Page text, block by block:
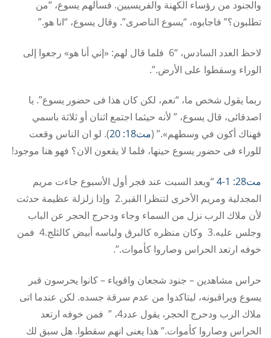
والجنود من رؤساء الكهنة والفريسيين. فسألهم يسوع، “من
تطلبون؟” فاجابوه، “يسوع الناصرى”. وقال يسوع، “انا هو.”
لاحظ العدد السادس، “6 فلما قال لهم: «إني أنا هو» رجعوا إلى
الوراء وسقطوا على الأرض.”.
ربما يقول شخص ما، “نعم، لكن كان هذا فى حضور يسوع”. يا
اصدقائى، قال يسوع، ” لأنه حيثما اجتمع اثنان أو ثلاثة باسمي
فهناك أكون في وسطهم».” (مت18: 20
). لو ان الناس وقعت
للوراء فى حضور يسوع حينها، فلما لا يقعون الان؟ فهو هنا موجود!
مت28: 1-4
“وبعد السبت عند فجر أول الأسبوع جاءت مريم
المجدلية ومريم الأخرى لتنظرا القبر.2 وإذا زلزلة عظيمة حدثت
لأن ملاك الرب نزل من السماء وجاء ودحرج الحجر عن الباب
وجلس عليه.3 وكان منظره كالبرق ولباسه أبيض كالثلج.4 فمن
خوفه ارتعد الحراس وصاروا كأموات.”.
حراس مشاهدين – جنود شجعان واقوياء – كانوا يحرسون قبر
يسوع ويراقبونه، ليتاكدوا من عدم سرقة جسده. لكن عندما اتى
ملاك الرب ودحرج الحجر، يقول عدد4، ” فمن خوفه ارتعد
الحراس وصاروا كأموات.” هذا يعنى انهم سقطوا. هل سبق لك